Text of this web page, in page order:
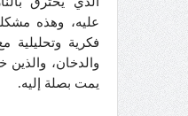
عليه، وهذه
فكرية وتحليلية
والدخان، والذين
يمت بصلة إليه.